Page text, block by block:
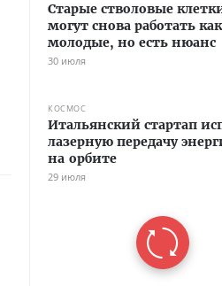
Старые стволовые
могут снова работать как
молодые, но есть нюанс
30 июля
КОСМОС
Итальянский стартап
лазерную передачу
на орбите
29 июля